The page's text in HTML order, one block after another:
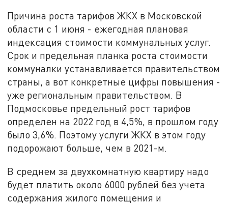
Причина роста тарифов ЖКХ в Московской
области с 1 июня - ежегодная плановая
индексация стоимости коммунальных услуг.
Срок и предельная планка роста стоимости
коммуналки устанавливается правительством
страны, а вот конкретные цифры повышения -
уже региональным правительством. В
Подмосковье предельный рост тарифов
определен на 2022 год в 4,5%, в прошлом году
было 3,6%. Поэтому услуги ЖКХ в этом году
подорожают больше, чем в 2021-м.
В среднем за двухкомнатную квартиру надо
будет платить около 6000 рублей без учета
содержания жилого помещения и